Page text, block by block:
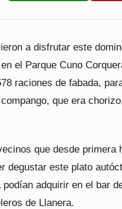
a disfrutar este
el Parque Cuno
raciones de fabada,
que era
que desde primera
degustar este plato
adquirir en el bar
de Llanera.